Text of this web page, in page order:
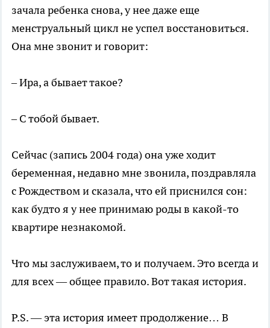
зачала ребенка снова, у нее даже еще
менструальный цикл не успел восстановиться.
Она мне звонит и говорит:
– Ира, а бывает такое?
– С тобой бывает.
Сейчас (запись 2004 года) она уже ходит
беременная, недавно мне звонила, поздравляла
с Рождеством и сказала, что ей приснился сон:
как будто я у нее принимаю роды в какой-то
квартире незнакомой.
Что мы заслуживаем, то и получаем. Это всегда и
для всех — общее правило. Вот такая история.
P.S. — эта история имеет продолжение… В